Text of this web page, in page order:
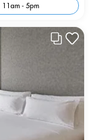
11am - 5pm